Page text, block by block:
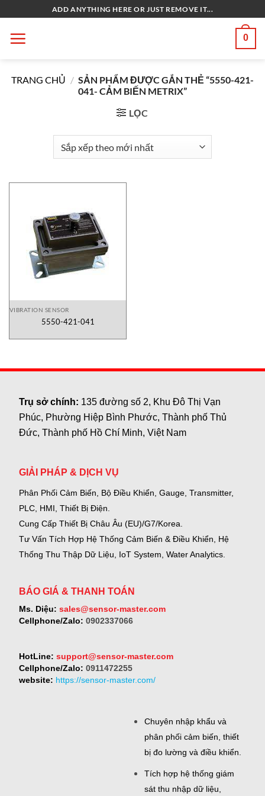
qua
nội
ADD ANYTHING HERE OR JUST REMOVE IT...
0
TRANG CHỦ / SẢN PHẨM ĐƯỢC GẮN THẺ “5550-421-
041- CẢM BIẾN METRIX”
LỌC
VIBRATION SENSOR
5550-421-041
Trụ sở chính: 135 đường số 2, Khu Đô Thị Vạn
Phúc, Phường Hiệp Bình Phước, Thành phố Thủ
Đức, Thành phố Hồ Chí Minh, Việt Nam
GIẢI PHÁP & DỊCH VỤ
Phân Phối Cảm Biến, Bộ Điều Khiển, Gauge, Transmitter,
PLC, HMI, Thiết Bị Điện.
Cung Cấp Thiết Bị Châu Âu (EU)/G7/Korea.
Tư Vấn Tích Hợp Hệ Thống Cảm Biến & Điều Khiển, Hệ
Thống Thu Thập Dữ Liệu, IoT System, Water Analytics.
BÁO GIÁ & THANH TOÁN
Ms. Diệu: sales@sensor-master.com
Cellphone/Zalo: 0902337066
HotLine: support@sensor-master.com
Cellphone/Zalo: 0911472255
website: https://sensor-master.com/
Chuyên nhập khẩu và
phân phối cảm biến, thiết
bị đo lường và điều khiển.
Tích hợp hệ thống giám
sát thu nhập dữ liệu,